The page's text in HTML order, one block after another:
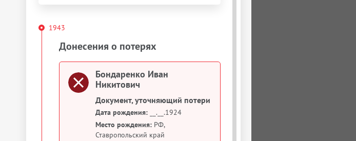
1943
Донесения о потерях
Бондаренко Иван
Никитович
Документ, уточняющий потери
Дата рождения: __.__.1924
Место рождения: РФ,
Ставропольский край